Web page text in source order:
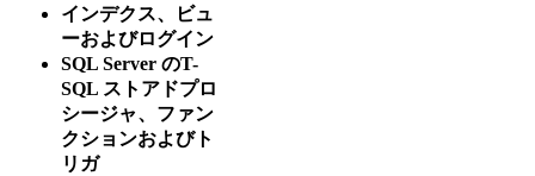
インデクス、ビュ
ーおよびログイン
SQL Server のT-
SQL ストアドプロ
シージャ、ファン
クションおよびト
リガ